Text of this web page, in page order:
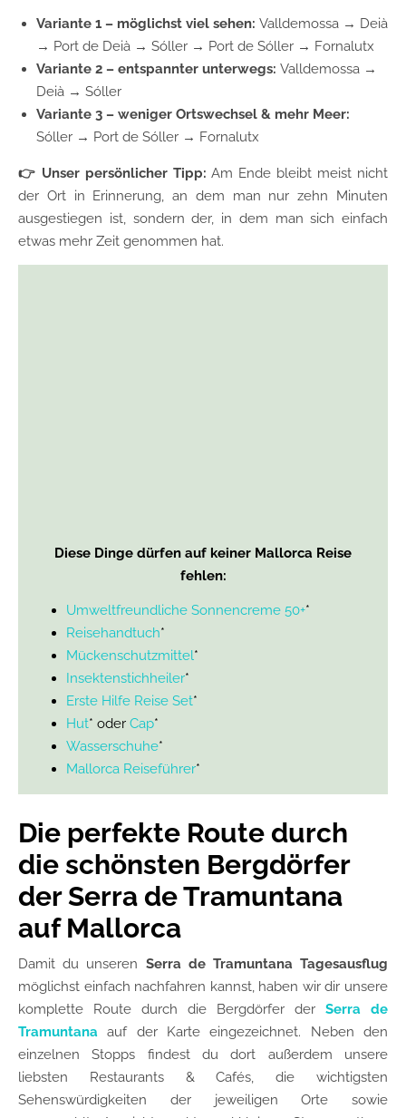
Variante 1 – möglichst viel sehen: Valldemossa → Deià
→ Port de Deià → Sóller → Port de Sóller → Fornalutx
Variante 2 – entspannter unterwegs: Valldemossa →
Deià → Sóller
Variante 3 – weniger Ortswechsel & mehr Meer:
Sóller → Port de Sóller → Fornalutx
👉 Unser persönlicher Tipp:Am Ende bleibt meist nicht
der Ort in Erinnerung, an dem man nur zehn Minuten
ausgestiegen ist, sondern der, in dem man sich einfach
etwas mehr Zeit genommen hat.
Diese Dinge dürfen auf keiner Mallorca Reise
fehlen:
Umweltfreundliche Sonnencreme 50+*
Reisehandtuch*
Mückenschutzmittel*
Insektenstichheiler*
Erste Hilfe Reise Set*
Hut* oder Cap*
Wasserschuhe*
Mallorca Reiseführer*
Die perfekte Route durch
die schönsten Bergdörfer
der Serra de Tramuntana
auf Mallorca
Damit du unseren Serra de Tramuntana Tagesausflug
möglichst einfach nachfahren kannst, haben wir dir unsere
komplette Route durch die Bergdörfer der Serra de
Tramuntana auf der Karte eingezeichnet. Neben den
einzelnen Stopps findest du dort außerdem unsere
liebsten Restaurants & Cafés, die wichtigsten
Sehenswürdigkeiten der jeweiligen Orte sowie